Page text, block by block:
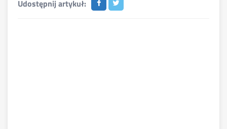
Udostępnij artykuł: